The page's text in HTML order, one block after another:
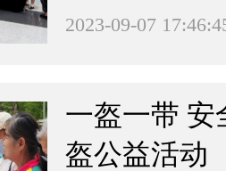
2023-09-07
一盔一带 安
盔公益活动